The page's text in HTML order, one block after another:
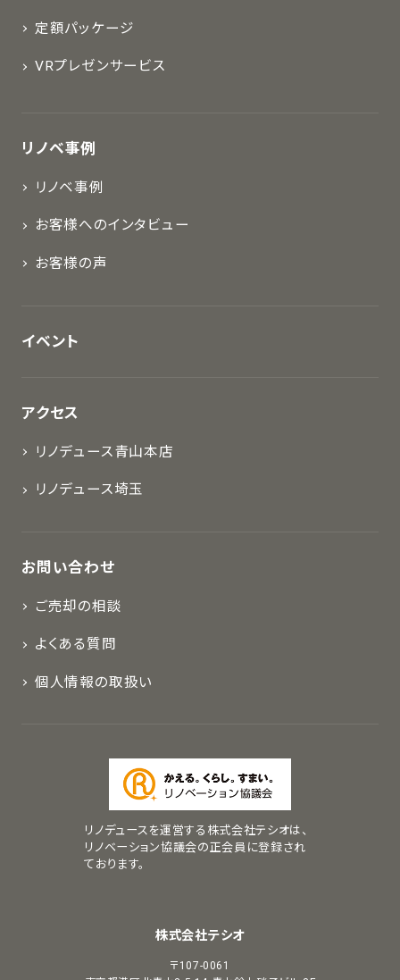
定額パッケージ
VRプレゼンサービス
リノベ事例
リノベ事例
お客様へのインタビュー
お客様の声
イベント
アクセス
リノデュース青山本店
リノデュース埼玉
お問い合わせ
ご売却の相談
よくある質問
個人情報の取扱い
リノデュースを運営する株式会社テシオは、
リノベーション協議会の正会員に登録され
ております。
株式会社テシオ
〒107-0061